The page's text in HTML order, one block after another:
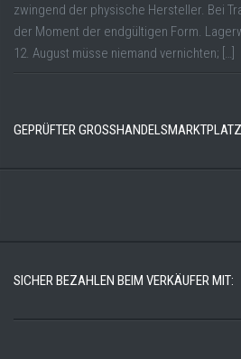
zwingend der physische Hersteller. Bei
der Moment der endgültigen Form.
12. August müsse niemand vernichten; […]
GEPRÜFTER GROSSHANDELSMARKTPLATZ
SICHER BEZAHLEN BEIM VERKÄUFER MIT: